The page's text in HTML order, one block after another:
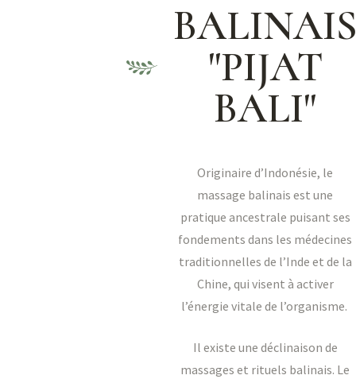
"PIJAT
BALI"
Originaire d’Indonésie, le
massage balinais est une
pratique ancestrale puisant ses
fondements dans les médecines
traditionnelles de l’Inde et de la
Chine, qui visent à activer
l’énergie vitale de l’organisme.
Il existe une déclinaison de
massages et rituels balinais. Le